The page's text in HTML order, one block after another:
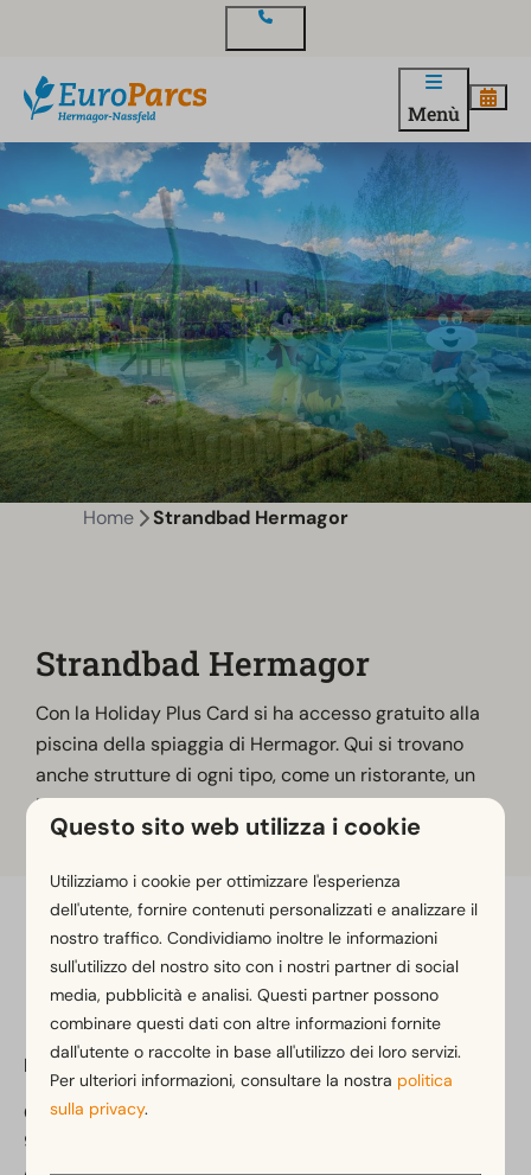
Menù
Home Strandbad Hermagor
Strandbad Hermagor
Con la Holiday Plus Card si ha accesso gratuito alla
piscina della spiaggia di Hermagor. Qui si trovano
anche strutture di ogni tipo, come un ristorante, un
bar gelateria, un grande parco giochi, un minigolf.
Paga in sicurezza
EuroParcs Hermagor-Nassfeld
Obervellach 15
9620 Obervellach
Austria
Questo sito web utilizza i cookie
Utilizziamo i cookie per ottimizzare l'esperienza
dell'utente, fornire contenuti personalizzati e analizzare il
nostro traffico. Condividiamo inoltre le informazioni
sull'utilizzo del nostro sito con i nostri partner di social
media, pubblicità e analisi. Questi partner possono
combinare questi dati con altre informazioni fornite
dall'utente o raccolte in base all'utilizzo dei loro servizi.
Per ulteriori informazioni, consultare la nostra politica
sulla privacy.